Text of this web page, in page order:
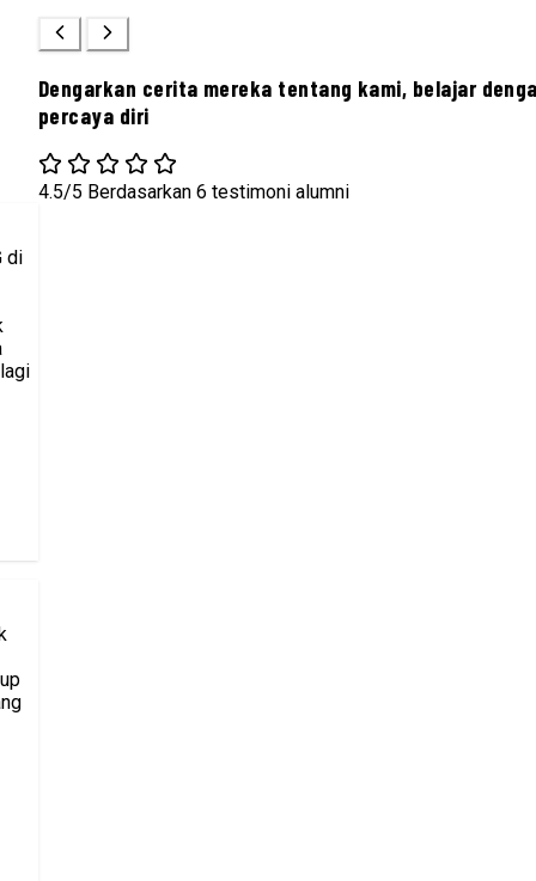
Dengarkan cerita mereka tentang kami, belajar
percaya diri
4.5/5 Berdasarkan 6 testimoni alumni